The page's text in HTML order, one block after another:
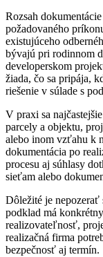
Rozsah
požadovaného
existujúceho
bývajú pri rodinnom
developerskom
žiada, čo sa pripája,
riešenie v súlade s
V praxi sa
parcely a objektu,
alebo inom vzťahu k
dokumentácia po
procesu aj súhlasy
sieťam alebo
Dôležité je nepozerať
podklad má
realizovateľnosť,
realizačná firma
bezpečnosť aj termín.